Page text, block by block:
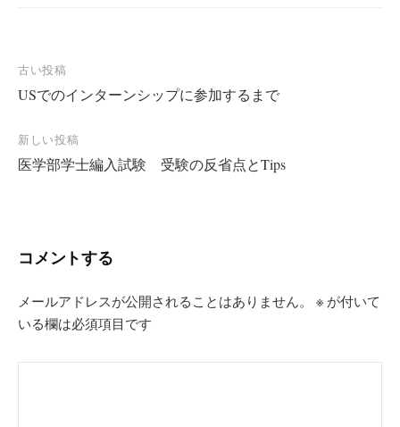
投
稿
ナ
ビ
ゲ
ョ
古い投稿
USでのインターンシップに参加するまで
新しい投稿
医学部学士編入試験 受験の反省点とTips
コメントする
メールアドレスが公開されることはありません。 ※ が付いて
いる欄は必須項目です